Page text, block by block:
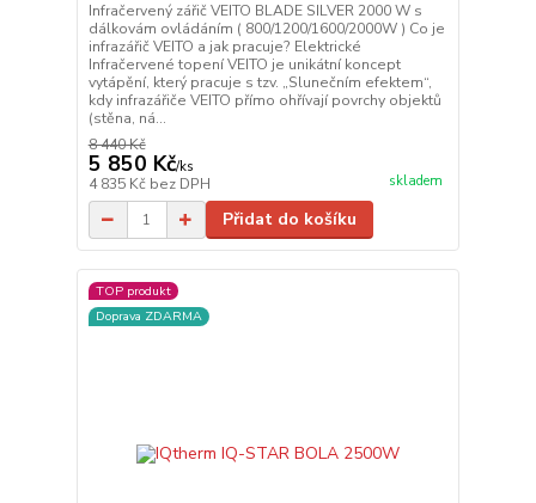
Infračervený zářič VEITO BLADE SILVER 2000 W s
dálkovám ovládáním ( 800/1200/1600/2000W ) Co je
infrazářič VEITO a jak pracuje? Elektrické
Infračervené topení VEITO je unikátní koncept
vytápění, který pracuje s tzv. „Slunečním efektem“,
kdy infrazářiče VEITO přímo ohřívají povrchy objektů
(stěna, ná...
8 440 Kč
5 850 Kč/ks
4 835 Kč bez DPH skladem
Přidat do košíku
TOP produkt
Doprava ZDARMA